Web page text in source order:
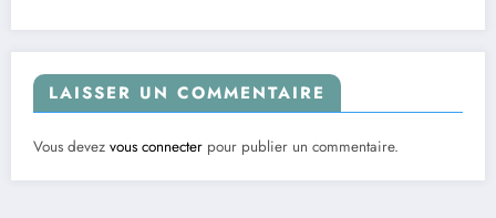
LAISSER UN COMMENTAIRE
Vous devez vous connecter pour publier un commentaire.